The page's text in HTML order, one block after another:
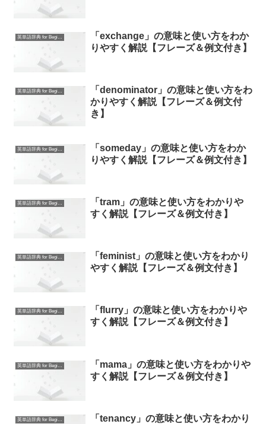
英単語辞典 for Beginners
「exchange」の意味と使い方をわか
りやすく解説【フレーズ＆例文付き】
英単語辞典 for Beginners
「denominator」の意味と使い方をわ
かりやすく解説【フレーズ＆例文付
き】
英単語辞典 for Beginners
「someday」の意味と使い方をわか
りやすく解説【フレーズ＆例文付き】
英単語辞典 for Beginners
「tram」の意味と使い方をわかりや
すく解説【フレーズ＆例文付き】
英単語辞典 for Beginners
「feminist」の意味と使い方をわかり
やすく解説【フレーズ＆例文付き】
英単語辞典 for Beginners
「flurry」の意味と使い方をわかりや
すく解説【フレーズ＆例文付き】
英単語辞典 for Beginners
「mama」の意味と使い方をわかりや
すく解説【フレーズ＆例文付き】
英単語辞典 for Beginners
「tenancy」の意味と使い方をわかり